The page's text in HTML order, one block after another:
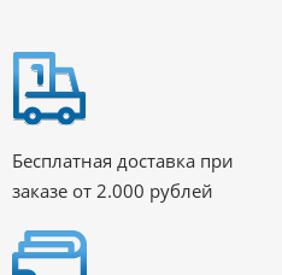
Бесплатная доставка при
заказе от 2.000 рублей